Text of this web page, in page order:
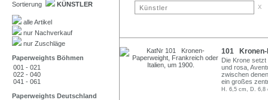
Sortierung
KÜNSTLER
alle Artikel
nur Nachverkauf
nur Zuschläge
Paperweights Böhmen
001 - 021
022 - 040
041 - 061
Paperweights Deutschland
x
101 Kronen-
Die Krone setzt
und rosa,
zwischen
ein großes
H. 6,5 cm, D. 6,8